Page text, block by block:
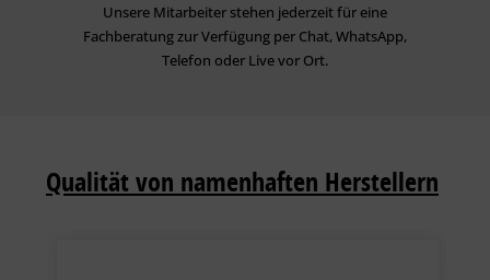
Unsere Mitarbeiter stehen jederzeit für eine
Fachberatung zur Verfügung per Chat, WhatsApp,
Telefon oder Live vor Ort.
Qualität von namenhaften Herstellern